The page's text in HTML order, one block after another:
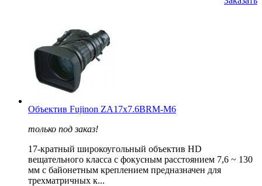
Объектив Fujinon ZA17x7.6BRM-M6
только под заказ!
17-кратный широкоугольный объектив HD
вещательного класса с фокусным расстоянием 7,6 ~ 130
мм с байонетным креплением предназначен для
трехматричных к...